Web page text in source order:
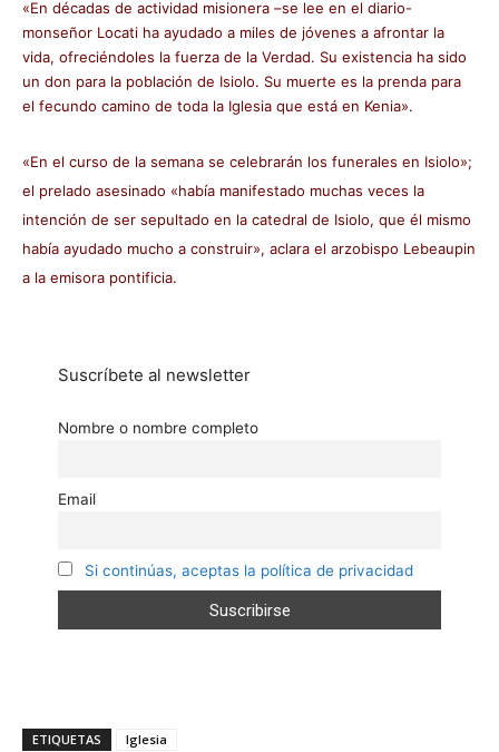
«En décadas de actividad misionera –se lee en el diario-
monseñor Locati ha ayudado a miles de jóvenes a afrontar la
vida, ofreciéndoles la fuerza de la Verdad. Su existencia ha sido
un don para la población de Isiolo. Su muerte es la prenda para
el fecundo camino de toda la Iglesia que está en Kenia».
«En el curso de la semana se celebrarán los funerales en Isiolo»;
el prelado asesinado «había manifestado muchas veces la
intención de ser sepultado en la catedral de Isiolo, que él mismo
había ayudado mucho a construir», aclara el arzobispo Lebeaupin
a la emisora pontificia.
Suscríbete al newsletter
Nombre o nombre completo
Email
Si continúas, aceptas la política de privacidad
ETIQUETAS Iglesia